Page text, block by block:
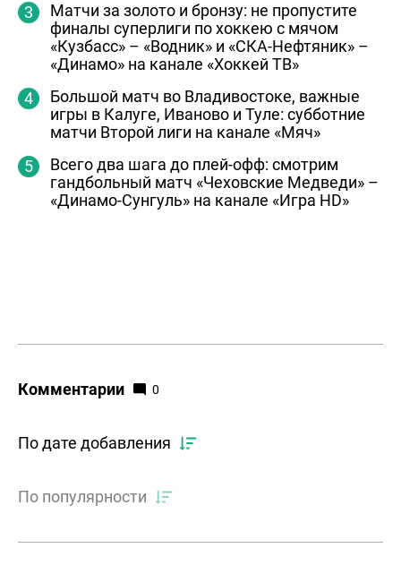
Матчи за золото и бронзу: не пропустите
финалы суперлиги по хоккею с мячом
«Кузбасс» – «Водник» и «СКА-Нефтяник» –
«Динамо» на канале «Хоккей ТВ»
Большой матч во Владивостоке, важные
игры в Калуге, Иваново и Туле: субботние
матчи Второй лиги на канале «Мяч»
Всего два шага до плей-офф: смотрим
гандбольный матч «Чеховские Медведи» –
«Динамо-Сунгуль» на канале «Игра HD»
Комментарии 0
По дате добавления
По популярности